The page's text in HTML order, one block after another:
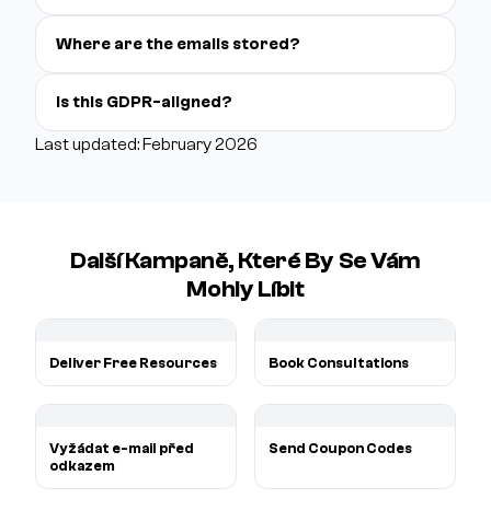
Where are the emails stored?
Is this GDPR-aligned?
Last updated: February 2026
Další Kampaně, Které By Se Vám
Mohly Líbit
Deliver Free Resources Book Consultations
Vyžádat e-mail před
odkazem
Send Coupon Codes